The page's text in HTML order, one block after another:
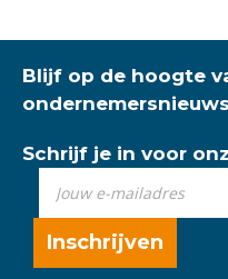
Blijf op de hoogte
Schrijf je in voor